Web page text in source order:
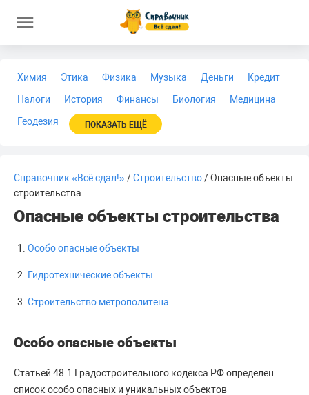
Химия Этика Физика Музыка Деньги
Кредит
Налоги
История Финансы Биология
Медицина
Геодезия
ПОКАЗАТЬ ЕЩЁ
Справочник «Всё сдал!»/Строительство/ Опасные объекты
строительства
Опасные объекты строительства
Особо опасные объекты
Гидротехнические объекты
Строительство метрополитена
Особо опасные объекты
Статьей 48.1 Градостроительного кодекса РФ определен
список особо опасных и уникальных объектов